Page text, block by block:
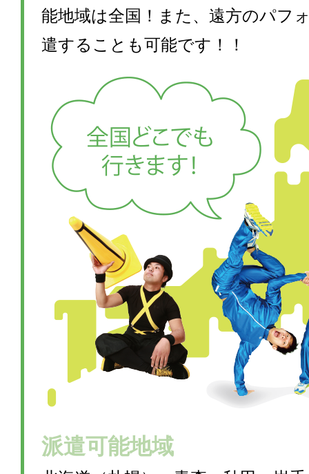
能地域は全国！また、遠方のパフ
遣することも可能です！！
派遣可能地域